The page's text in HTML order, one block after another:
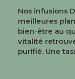
Nos infusions
meilleures
bien-être au
vitalité
purifié. Une